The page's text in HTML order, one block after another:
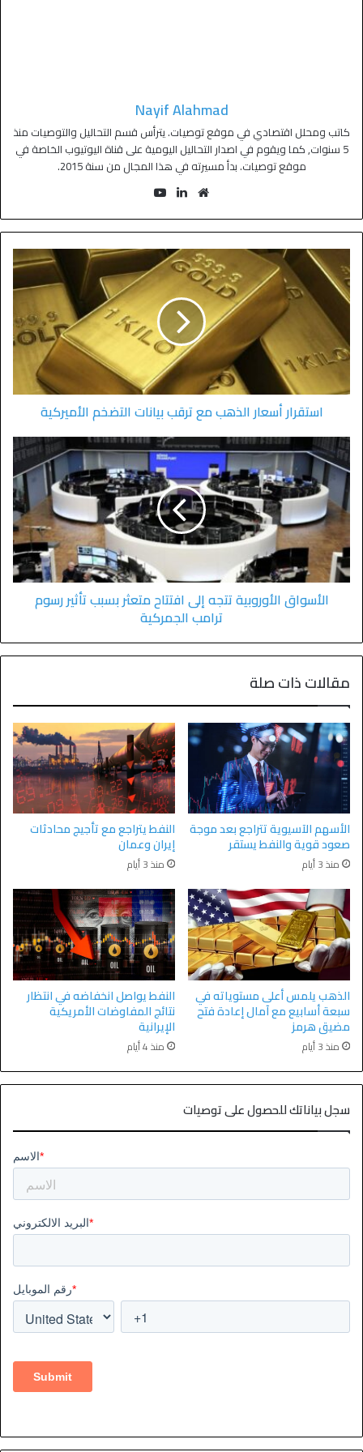
Nayif Alahmad
كاتب ومحلل اقتصادي في موقع توصيات. يترأس قسم التحاليل والتوصيات منذ
5 سنوات, كما ويقوم في اصدار التحاليل اليومية على قناة اليوتيوب الخاصة في
موقع توصيات. بدأ مسيرته في هذا المجال من سنة 2015.
استقرار أسعار الذهب مع ترقب بيانات التضخم الأميركية
الأسواق الأوروبية تتجه إلى افتتاح متعثر بسبب تأثير رسوم
ترامب الجمركية
مقالات ذات صلة
الأسهم الآسيوية تتراجع بعد موجة
صعود قوية والنفط يستقر
منذ 3 أيام
النفط يتراجع مع تأجيج محادثات
إيران وعمان
منذ 3 أيام
الذهب يلمس أعلى مستوياته في
سبعة أسابيع مع آمال إعادة فتح
مضيق هرمز
منذ 3 أيام
النفط يواصل انخفاضه في انتظار
نتائج المفاوضات الأمريكية
الإيرانية
منذ 4 أيام
سجل بياناتك للحصول على توصيات